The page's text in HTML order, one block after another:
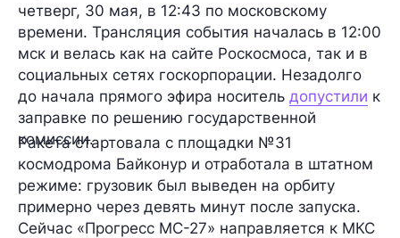
четверг, 30 мая, в 12:43 по московскому
времени. Трансляция события началась в 12:00
мск и велась как на сайте Роскосмоса, так и в
социальных сетях госкорпорации. Незадолго
до начала прямого эфира носитель допустили к
заправке по решению государственной
комиссии.
Ракета стартовала с площадки №31
космодрома Байконур и отработала в штатном
режиме: грузовик был выведен на орбиту
примерно через девять минут после запуска.
Сейчас «Прогресс МС-27» направляется к МКС